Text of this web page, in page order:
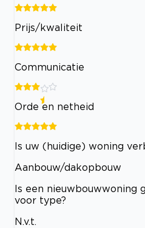
Prijs/kwaliteit
Communicatie
Orde en netheid
Is uw (huidige) woning
Aanbouw/dakopbouw
Is een nieuwbouwwoning
voor type?
N.v.t.